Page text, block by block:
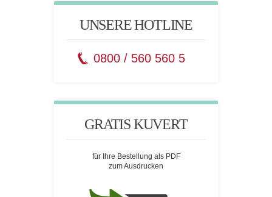
UNSERE HOTLINE
0800 / 560 560 5
GRATIS KUVERT
für Ihre Bestellung als PDF
zum Ausdrucken